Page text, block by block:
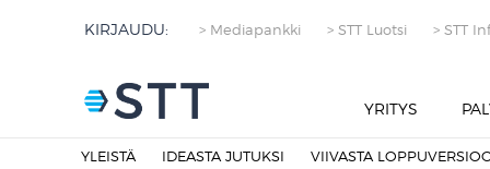
KIRJAUDU: > Mediapankki > STT Luotsi > STT
YRITYS
YLEISTÄ IDEASTA JUTUKSI VIIVASTA